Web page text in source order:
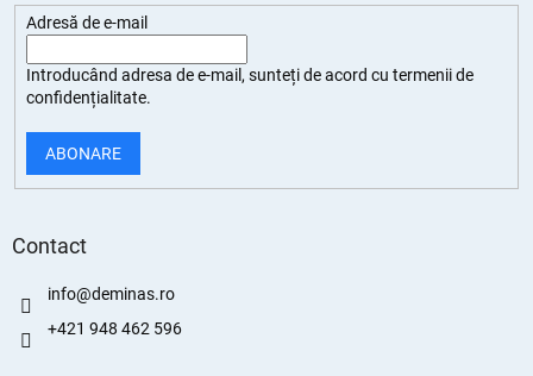
Adresă de e-mail
Introducând adresa de e-mail, sunteți deacord cu termenii de
confidențialitate.
ABONARE
Contact
info@deminas.ro
+421 948 462 596